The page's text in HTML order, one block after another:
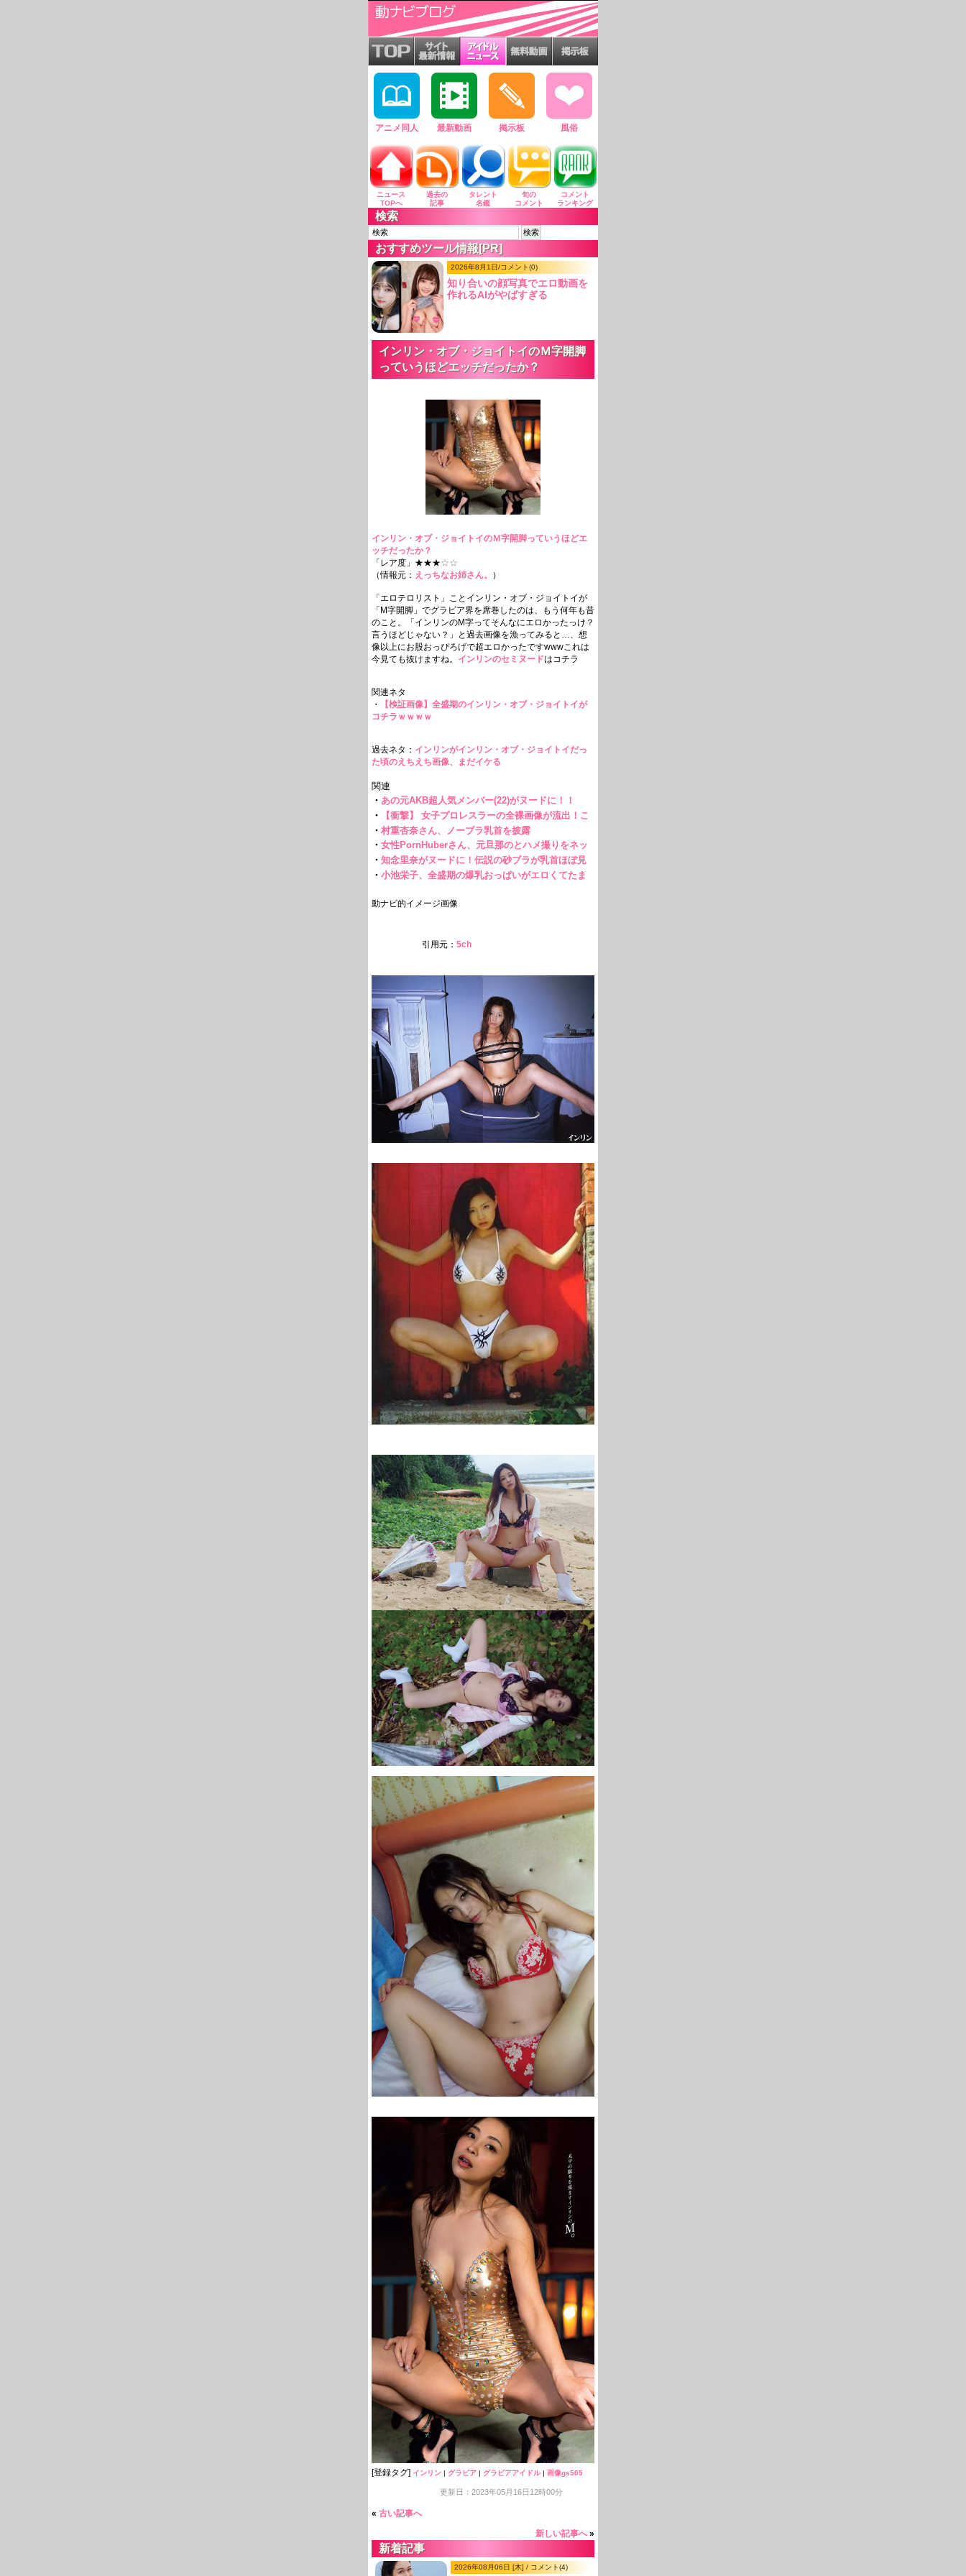
アニメ同人 最新動画 掲示板 風俗
ニュース
TOPへ
過去の
記事
タレント
名鑑
旬の
コメント
コメント
ランキング
検索
おすすめツール情報[PR]
2026年8月1日/コメント(0)
知り合いの顔写真でエロ動画を
作れるAIがやばすぎる
インリン・オブ・ジョイトイのＭ字開脚
っていうほどエッチだったか？
インリン・オブ・ジョイトイのＭ字開脚っていうほどエ
ッチだったか？
「レア度」★★★☆☆
（情報元： えっちなお姉さん。 ）
「エロテロリスト」ことインリン・オブ・ジョイトイが
「M字開脚」でグラビア界を席巻したのは、もう何年も昔
のこと。「インリンのM字ってそんなにエロかったっけ？
言うほどじゃない？」と過去画像を漁ってみると…、想
像以上にお股おっぴろげで超エロかったですwwwこれは
今見ても抜けますね。 インリンのセミヌードはコチラ
関連ネタ
・
【検証画像】全盛期のインリン・オブ・ジョイトイが
コチラｗｗｗｗ
過去ネタ： インリンがインリン・オブ・ジョイトイだっ
た頃のえちえち画像、まだイケる
動ナビ的イメージ画像
引用元： 5ch
[登録タグ] インリン | グラビア | グラビアアイドル| 画像gs505
更新日：2023年05月16日12時00分
« 古い記事へ
新しい記事へ»
新着記事
2026年08月06日 [木] / コメント(4)